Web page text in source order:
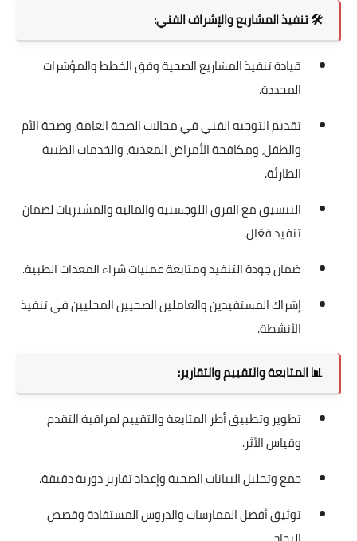
🛠️تنفيذ المشاريع والإشراف الفني:
قيادة تنفيذ المشاريع الصحية وفق الخطط والمؤشرات
المحددة.
تقديم التوجيه الفني في مجالات الصحة العامة، وصحة الأم
والطفل، ومكافحة الأمراض المعدية، والخدمات الطبية
الطارئة.
التنسيق مع الفرق اللوجستية والمالية والمشتريات لضمان
تنفيذ فعّال.
ضمان جودة التنفيذ ومتابعة عمليات شراء المعدات الطبية.
إشراك المستفيدين والعاملين الصحيين المحليين في تنفيذ
الأنشطة.
📊المتابعة والتقييم والتقارير:
تطوير وتطبيق أطر المتابعة والتقييم لمراقبة التقدم
وقياس الأثر.
جمع وتحليل البيانات الصحية وإعداد تقارير دورية دقيقة.
توثيق أفضل الممارسات والدروس المستفادة وقصص